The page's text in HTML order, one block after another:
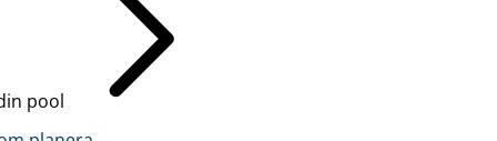
pool